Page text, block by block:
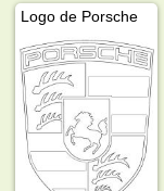
Logo de Porsche